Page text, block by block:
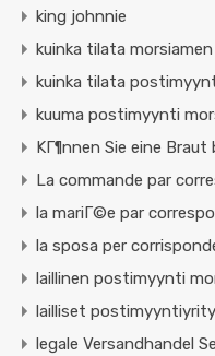
king johnnie
kuinka tilata
kuinka tilata
kuuma postimyynti
KГ¶nnen Sie eine Braut
La commande par
la mariГ©e par
la sposa per
laillinen postimyynti
lailliset
legale Versandhandel